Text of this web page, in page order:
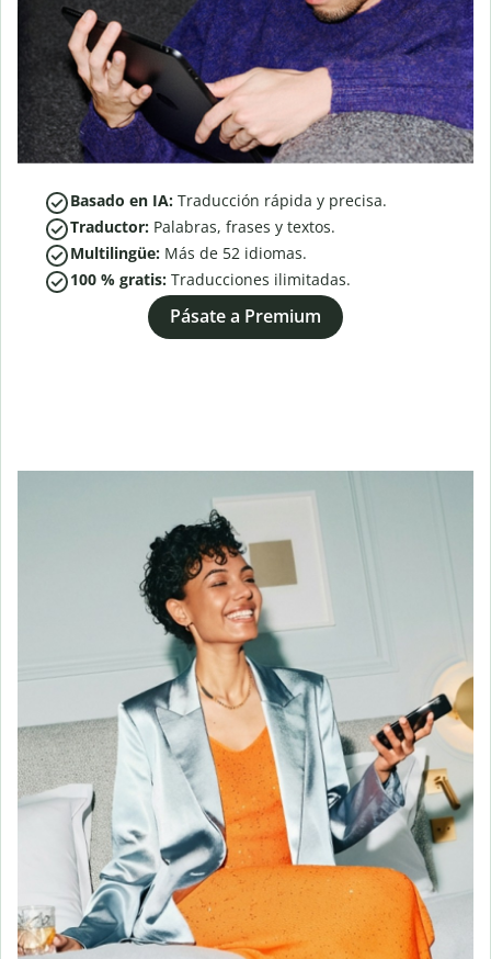
Basado en IA: Traducción rápida y precisa.
Traductor: Palabras, frases y textos.
Multilingüe: Más de 52 idiomas.
100 % gratis: Traducciones ilimitadas.
Pásate a Premium